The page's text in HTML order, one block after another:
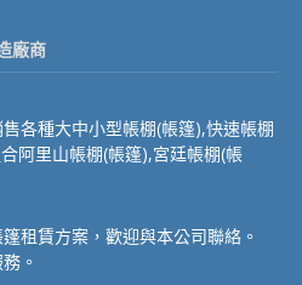
廠商
各種大中小型帳棚(帳篷),快速帳棚
阿里山帳棚(帳篷),宮廷帳棚(帳
租賃方案，歡迎與本公司聯絡。
。